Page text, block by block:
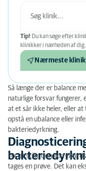
Tip! Du kan søge efter
klinikker i nærheden af ​​dig.
Nærmeste
Så længe der er balance
naturlige forsvar fungerer,
at et sår ikke heler, eller
opstå en ubalance eller
bakteriedyrkning.
For at stille den korrekte
tages en prøve. Det kan